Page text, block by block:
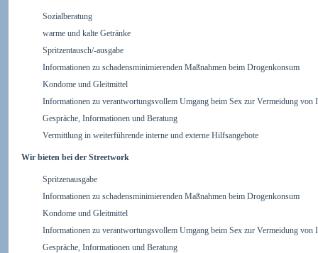
Sozialberatung
warme und kalte Getränke
Spritzentausch/-ausgabe
Informationen zu schadensminimierenden Maßnahmen beim Drogenkonsum
Kondome und Gleitmittel
Informationen zu verantwortungsvollem Umgang beim Sex zur Vermeidung von
Gespräche, Informationen und Beratung
Vermittlung in weiterführende interne und externe Hilfsangebote
Wir bieten bei der Streetwork
Spritzenausgabe
Informationen zu schadensminimierenden Maßnahmen beim Drogenkonsum
Kondome und Gleitmittel
Informationen zu verantwortungsvollem Umgang beim Sex zur Vermeidung von
Gespräche, Informationen und Beratung